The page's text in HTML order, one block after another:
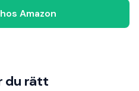
Amazon
du rätt